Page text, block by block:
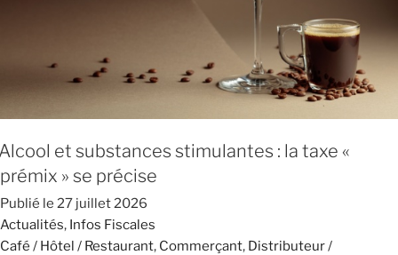
et substances stimulantes : la taxe «
prémix » se précise
Publié le 27 juillet 2026
Actualités, Infos Fiscales
Café / Hôtel / Restaurant, Commerçant, Distributeur /